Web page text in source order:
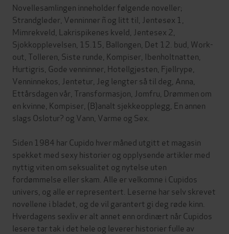
Novellesamlingen inneholder følgende noveller;
Strandgleder, Venninner ñ og litt til, Jentesex 1,
Mimrekveld, Lakrispikenes kveld, Jentesex 2,
Sjokkopplevelsen, 15.15, Ballongen, Det 12. bud, Work-
out, Tolleren, Siste runde, Kompiser, Ibenholtnatten,
Hurtigris, Gode venninner, Hotellgjesten, Fjellrype,
Venninnekos, Jentetur, Jeg lengter så til deg, Anna,
Ettårsdagen vår, Transformasjon, Jomfru, Drømmen om
en kvinne, Kompiser, (B)analt sjekkeopplegg, En annen
slags Oslotur? og Vann, Varme og Sex.
Siden 1984 har Cupido hver måned utgitt et magasin
spekket med sexy historier og opplysende artikler med
nyttig viten om seksualitet og nytelse uten
fordømmelse eller skam. Alle er velkomne i Cupidos
univers, og alle er representert. Leserne har selv skrevet
novellene i bladet, og de vil garantert gi deg røde kinn.
Hverdagens sexliv er alt annet enn ordinært når Cupidos
lesere tar tak i det hele og leverer historier fulle av